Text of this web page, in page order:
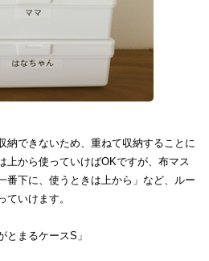
納できないため、重ねて収納することに
上から使っていけばOKですが、布マス
番下に、使うときは上から」など、ルー
ていけます。
とまるケースS」